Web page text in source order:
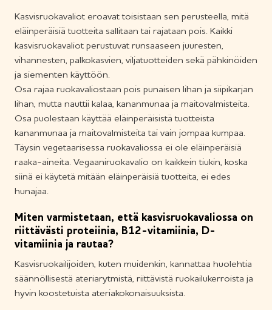
Kasvisruokavaliot eroavat toisistaan sen perusteella, mitä
eläinperäisiä tuotteita sallitaan tai rajataan pois. Kaikki
kasvisruokavaliot perustuvat runsaaseen juuresten,
vihannesten, palkokasvien, viljatuotteiden sekä pähkinöiden
ja siementen käyttöön.
Osa rajaa ruokavaliostaan pois punaisen lihan ja siipikarjan
lihan, mutta nauttii kalaa, kananmunaa ja maitovalmisteita.
Osa puolestaan käyttää eläinperäisistä tuotteista
kananmunaa ja maitovalmisteita tai vain jompaa kumpaa.
Täysin vegetaarisessa ruokavaliossa ei ole eläinperäisiä
raaka-aineita. Vegaaniruokavalio on kaikkein tiukin, koska
siinä ei käytetä mitään eläinperäisiä tuotteita, ei edes
hunajaa.
Miten varmistetaan, että kasvisruokavaliossa on
riittävästi proteiinia, B12-vitamiinia, D-
vitamiinia ja rautaa?
Kasvisruokailijoiden, kuten muidenkin, kannattaa huolehtia
säännöllisestä ateriarytmistä, riittävistä ruokailukerroista ja
hyvin koostetuista ateriakokonaisuuksista.